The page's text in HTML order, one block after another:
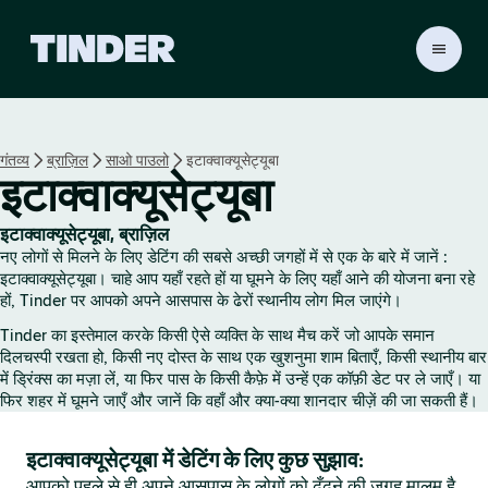
r
हो
म
गंतव्य ब्राज़िल साओ पाउलो इटाक्वाक्यूसेट्यूबा
इटाक्वाक्यूसेट्यूबा
इटाक्वाक्यूसेट्यूबा, ब्राज़िल
नए लोगों से मिलने के लिए डेटिंग की सबसे अच्छी जगहों में से एक के बारे में जानें :
इटाक्वाक्यूसेट्यूबा। चाहे आप यहाँ रहते हों या घूमने के लिए यहाँ आने की योजना बना रहे
हों, Tinder पर आपको अपने आसपास के ढेरों स्थानीय लोग मिल जाएंगे।
Tinder का इस्तेमाल करके किसी ऐसे व्यक्ति के साथ मैच करें जो आपके समान
दिलचस्पी रखता हो, किसी नए दोस्त के साथ एक खुशनुमा शाम बिताएँ, किसी स्थानीय बार
में ड्रिंक्स का मज़ा लें, या फिर पास के किसी कैफ़े में उन्हें एक कॉफ़ी डेट पर ले जाएँ। या
फिर शहर में घूमने जाएँ और जानें कि वहाँ और क्या-क्या शानदार चीज़ें की जा सकती हैं।
इटाक्वाक्यूसेट्यूबा में डेटिंग के लिए कुछ सुझाव: